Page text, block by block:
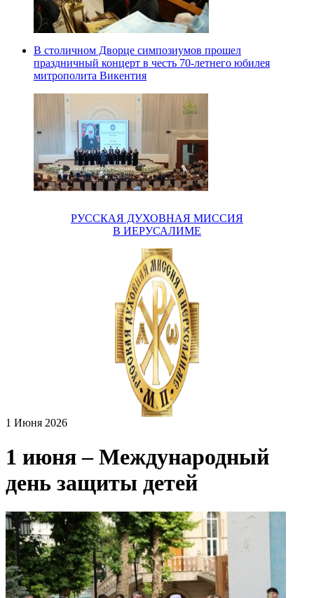
В столичном Дворце симпозиумов прошел
праздничный концерт в честь 70-летнего юбилея
митрополита Викентия
РУССКАЯ ДУХОВНАЯ МИССИЯ
В ИЕРУСАЛИМЕ
1 Июня 2026
1 июня – Международный
день защиты детей